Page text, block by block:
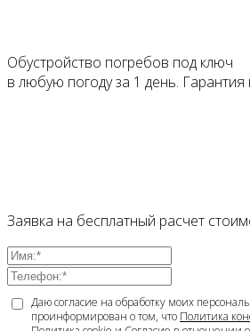
Обустройство погребов под ключ
в любую погодуза 1 день.
Заявка на бесплатный расчет
Даю согласие на обработку моих
проинформирован о том, что Политика